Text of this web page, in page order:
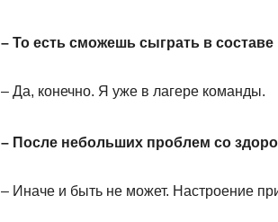
– То есть сможешь сыграть в
– Да, конечно. Я уже в лагере команды.
– После небольших проблем со
– Иначе и быть не может. Настроение